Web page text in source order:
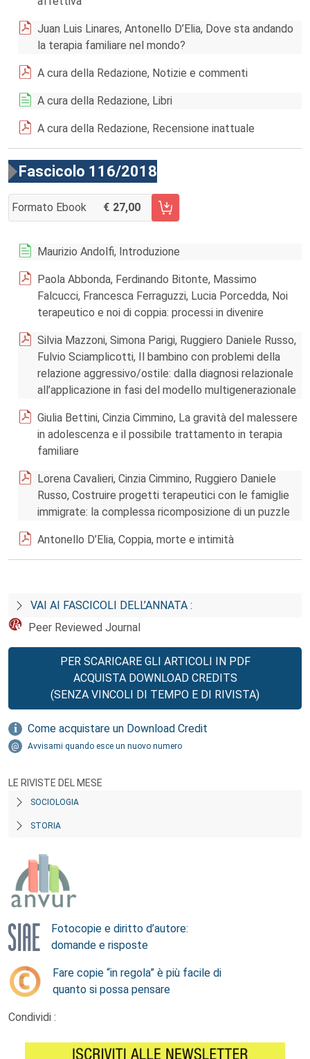
Juan Luis Linares, Antonello D’Elia, Dove sta andando
la terapia familiare nel mondo?
A cura della Redazione, Notizie e commenti
A cura della Redazione, Libri
A cura della Redazione, Recensione inattuale
Fascicolo 116/2018
Formato Ebook 27,00
AGGIUNGI AL CARRELLO FASCICOLO 116/2018
Maurizio Andolfi, Introduzione
Paola Abbonda, Ferdinando Bitonte, Massimo
Falcucci, Francesca Ferraguzzi, Lucia Porcedda, Noi
terapeutico e noi di coppia: processi in divenire
Silvia Mazzoni, Simona Parigi, Ruggiero Daniele Russo,
Fulvio Sciamplicotti, Il bambino con problemi della
relazione aggressivo/ostile: dalla diagnosi relazionale
all’applicazione in fasi del modello multigenerazionale
Giulia Bettini, Cinzia Cimmino, La gravità del malessere
in adolescenza e il possibile trattamento in terapia
familiare
Lorena Cavalieri, Cinzia Cimmino, Ruggiero Daniele
Russo, Costruire progetti terapeutici con le famiglie
immigrate: la complessa ricomposizione di un puzzle
Antonello D’Elia, Coppia, morte e intimità
VAI AI FASCICOLI DELL’ANNATA :
Peer Reviewed Journal
PER SCARICARE GLI ARTICOLI IN PDF
ACQUISTA DOWNLOAD CREDITS
(SENZA VINCOLI DI TEMPO E DI RIVISTA)
Come acquistare un Download Credit
Avvisami quando esce un nuovo numero
LE RIVISTE DEL MESE
SOCIOLOGIA
STORIA
Fotocopie e diritto d’autore:
domande e risposte
Fare copie “in regola” è più facile di
quanto si possa pensare
Condividi :